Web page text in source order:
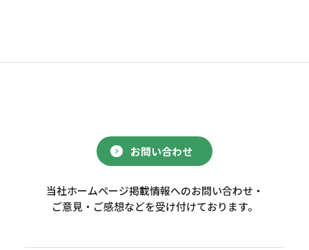
お問い合わせ
当社ホームページ掲載情報へのお問い合わせ・
ご意見・ご感想などを受け付けております。